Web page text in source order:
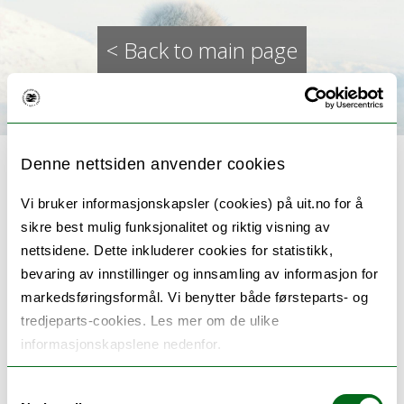
Denne nettsiden anvender cookies
Vi bruker informasjonskapsler (cookies) på uit.no for å
sikre best mulig funksjonalitet og riktig visning av
nettsidene. Dette inkluderer cookies for statistikk,
bevaring av innstillinger og innsamling av informasjon for
markedsføringsformål. Vi benytter både førsteparts- og
tredjeparts-cookies. Les mer om de ulike
informasjonskapslene nedenfor.
< Back to main page
2023_Reading Seminar:
Biennial Culture’s Reluctant
Nomads